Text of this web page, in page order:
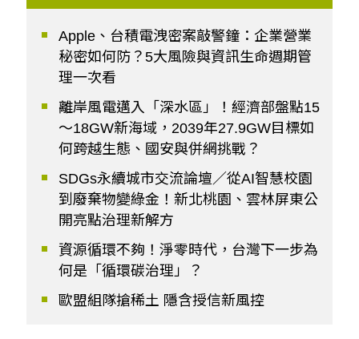
Apple、台積電洩密案敲警鐘：企業營業
秘密如何防？5大風險與資訊生命週期管
理一次看
離岸風電邁入「深水區」！經濟部盤點15
～18GW新海域，2039年27.9GW目標如
何跨越生態、國安與併網挑戰？
SDGs永續城市交流論壇／從AI智慧校園
到廢棄物變綠金！新北桃園、雲林屏東公
開亮點治理新解方
資源循環不夠！淨零時代，台灣下一步為
何是「循環碳治理」？
歐盟組隊搶稀土 隱含授信新風控